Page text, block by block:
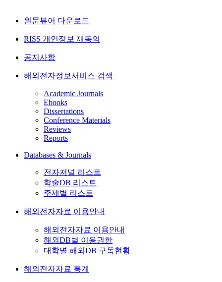
원문뷰어 다운로드
RISS 개인정보 재동의
공지사항
해외전자정보서비스 검색
Academic Journals
Ebooks
Dissertations
Conference Materials
Reviews
Reports
Databases & Journals
전자저널 리스트
학술DB 리스트
주제별 리스트
해외전자자료 이용안내
해외전자자료 이용안내
해외DB별 이용권한
대학별 해외DB 구독현황
해외전자자료 통계